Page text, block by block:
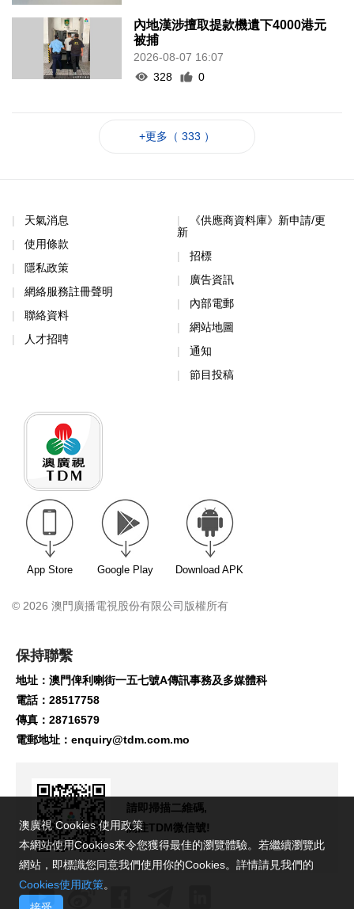
內地漢涉擅取提款機遺下4000港元
被捕
2026-08-07 16:07
328
0
+更多（ 333 ）
天氣消息
使用條款
隱私政策
網絡服務註冊聲明
聯絡資料
人才招聘
《供應商資料庫》新申請/更
新
招標
廣告資訊
內部電郵
網站地圖
通知
節目投稿
App Store Google Play Download APK
© 2026 澳門廣播電視股份有限公司版權所有
保持聯繫
地址：澳門俾利喇街一五七號A傳訊事務及多媒體科
電話：28517758
傳真：28716579
電郵地址： enquiry@tdm.com.mo
請即掃描二維碼,
關注TDM微信號!
澳廣視 Cookies 使用政策
本網站使用Cookies來令您獲得最佳的瀏覽體驗。若繼續瀏覽此
網站，即標識您同意我們使用你的Cookies。詳情請見我們的
Cookies使用政策。